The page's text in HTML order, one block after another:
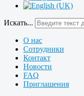
Искать...
О нас
Сотрудники
Контакт
Новости
FAQ
Приглашения